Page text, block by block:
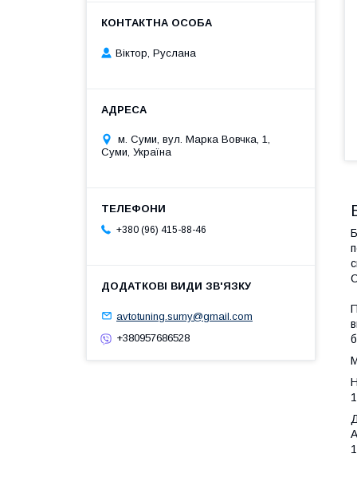
Віктор, Руслана
м. Суми, вул. Марка Вовчка, 1,
Суми, Україна
+380 (96) 415-88-46
avtotuning.sumy@gmail.com
+380957686528